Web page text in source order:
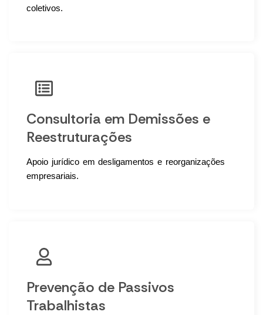
coletivos.
Consultoria em Demissões e
Reestruturações
Apoio jurídico em desligamentos e reorganizações
empresariais.
Prevenção de Passivos
Trabalhistas